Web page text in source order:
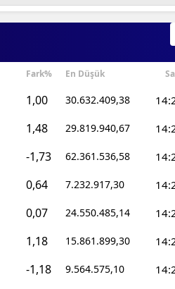
Fark% En Düşük
1,00 30.632.409,38
1,48 29.819.940,67
-1,73 62.361.536,58
0,64 7.232.917,30
0,07 24.550.485,14
1,18 15.861.899,30
-1,18 9.564.575,10